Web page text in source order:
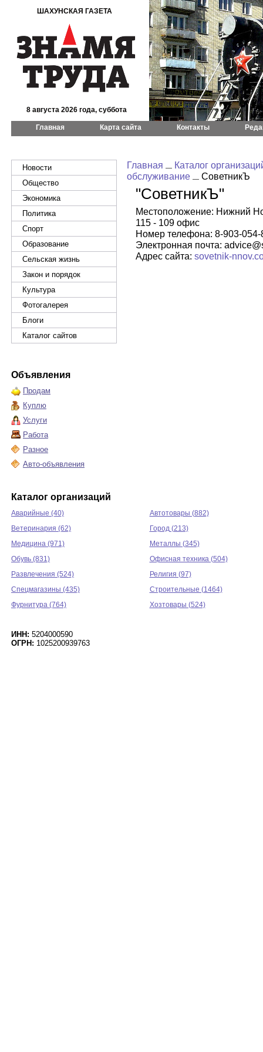
ШАХУНСКАЯ ГАЗЕТА
8 августа 2026 года, суббота
Главная Карта сайта Контакты
Новости
Общество
Экономика
Политика
Спорт
Образование
Сельская жизнь
Закон и порядок
Культура
Фотогалерея
Блоги
Каталог сайтов
Объявления
Продам
Куплю
Услуги
Работа
Разное
Авто-объявления
Главная
Каталог
обслуживание
СоветникЪ
"СоветникЪ"
Местоположение: Нижний
115 - 109 офис
Номер телефона: 8-903-054-
Электронная почта:
Адрес сайта: sovetnik-
Каталог организаций
Аварийные (40)
Автотовары (882)
Ветеринария (62)
Город (213)
Медицина (971)
Металлы (345)
Обувь (831)
Офисная техника (504)
Развлечения (524)
Религия (97)
Спецмагазины (435)
Строительные (1464)
Фурнитура (764)
Хозтовары (524)
ИНН: 5204000590
ОГРН: 1025200939763